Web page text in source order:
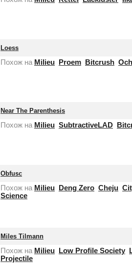
Loess
Похож на Milieu Proem Bitcrush
Near The Parenthesis
Похож на Milieu SubtractiveLAD
Obfusc
Похож на Milieu Deng Zero Cheju
Science
Miles Tilmann
Похож на Milieu Low Profile Society
Projectile